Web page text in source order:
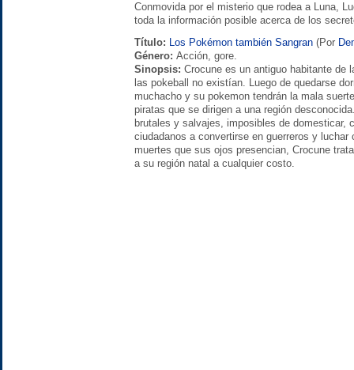
Conmovida por el misterio que rodea a Luna,
toda la información posible acerca de los
Título: Los Pokémon también Sangran (Por
Género: Acción, gore.
Sinopsis: Crocune es un antiguo habitante de
las pokeball no existían. Luego de quedarse
muchacho y su pokemon tendrán la mala
piratas que se dirigen a una región
brutales y salvajes, imposibles de domesticar,
ciudadanos a convertirse en guerreros y
muertes que sus ojos presencian, Crocune
a su región natal a cualquier costo.